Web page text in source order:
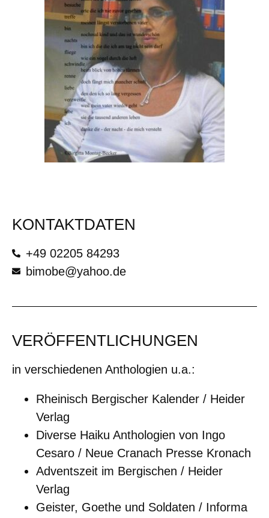
KONTAKTDATEN
+49 02205 84293
bimobe@yahoo.de
VERÖFFENTLICHUNGEN
in verschiedenen Anthologien u.a.:
Rheinisch Bergischer Kalender / Heider
Verlag
Diverse Haiku Anthologien von Ingo
Cesaro / Neue Cranach Presse Kronach
Adventszeit im Bergischen / Heider
Verlag
Geister, Goethe und Soldaten / Informa